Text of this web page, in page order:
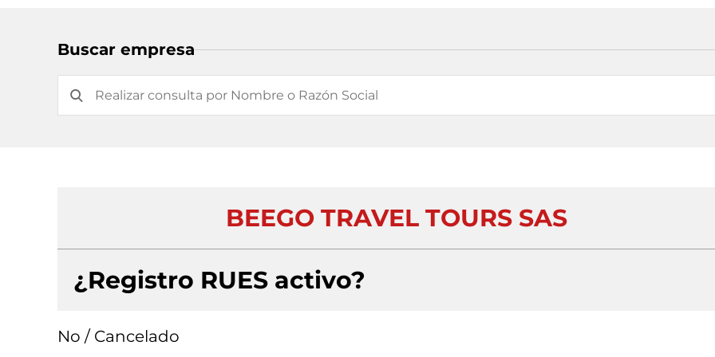
Buscar empresa
BEEGO TRAVEL TOURS SAS
¿Registro RUES activo?
No / Cancelado